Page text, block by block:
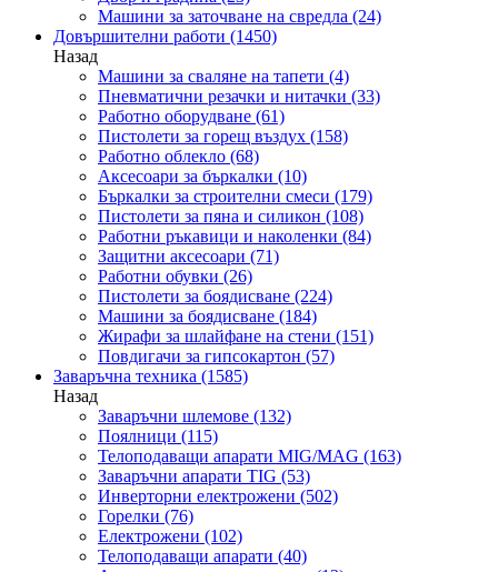
Машини за заточване на свредла (24)
Довършителни работи (1450)
Назад
Машини за сваляне на тапети (4)
Пневматични резачки и нитачки (33)
Работно оборудване (61)
Пистолети за горещ въздух (158)
Работно облекло (68)
Аксесоари за бъркалки (10)
Бъркалки за строителни смеси (179)
Пистолети за пяна и силикон (108)
Работни ръкавици и наколенки (84)
Защитни аксесоари (71)
Работни обувки (26)
Пистолети за боядисване (224)
Машини за боядисване (184)
Жирафи за шлайфане на стени (151)
Повдигачи за гипсокартон (57)
Заваръчна техника (1585)
Назад
Заваръчни шлемове (132)
Поялници (115)
Телоподаващи апарати MIG/MAG (163)
Заваръчни апарати TIG (53)
Инверторни електрожени (502)
Горелки (76)
Електрожени (102)
Телоподаващи апарати (40)